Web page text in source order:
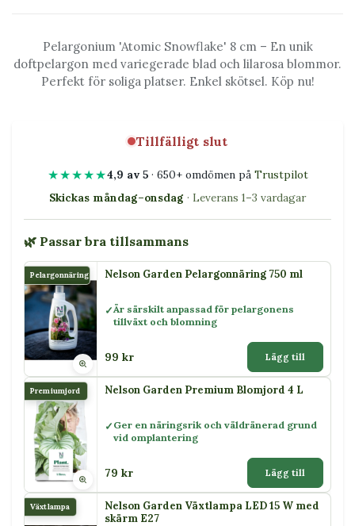
Pelargonium 'Atomic Snowflake' 8 cm – En unik
doftpelargon med variegerade blad och lilarosa blommor.
Perfekt för soliga platser. Enkel skötsel. Köp nu!
Tillfälligt slut
★★★★★4,9 av 5· 650+ omdömen på Trustpilot
Skickas måndag–onsdag · Leverans 1–3 vardagar
🌿 Passar bra tillsammans
Pelargonnäring Nelson Garden Pelargonnäring 750 ml
Är särskilt anpassad för pelargonens
tillväxt och blomning
99 kr Lägg till
Premiumjord Nelson Garden Premium Blomjord 4 L
Ger en näringsrik och väldränerad grund
vid omplantering
79 kr Lägg till
Växtlampa
Nelson Garden Växtlampa LED 15 W med
skärm E27